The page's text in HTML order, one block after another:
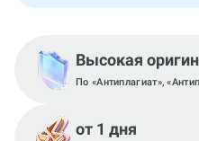
Высокая
По «Антиплагиат»,
от 1 дня